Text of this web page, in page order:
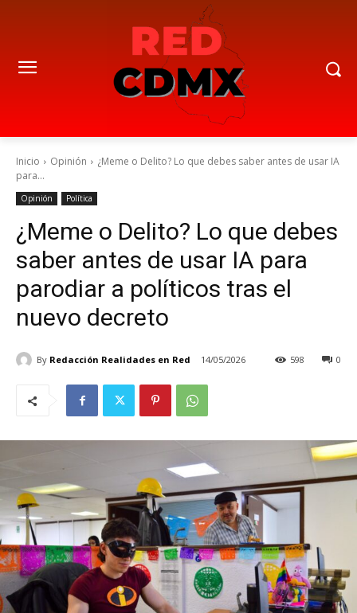
Inicio Opinión
¿Meme o Delito? Lo que debes saber antes de usar IA
para...
Opinión Política
¿Meme o Delito? Lo que debes
saber antes de usar IA para
parodiar a políticos tras el
nuevo decreto
By Redacción Realidades en Red 14/05/2026 0
598